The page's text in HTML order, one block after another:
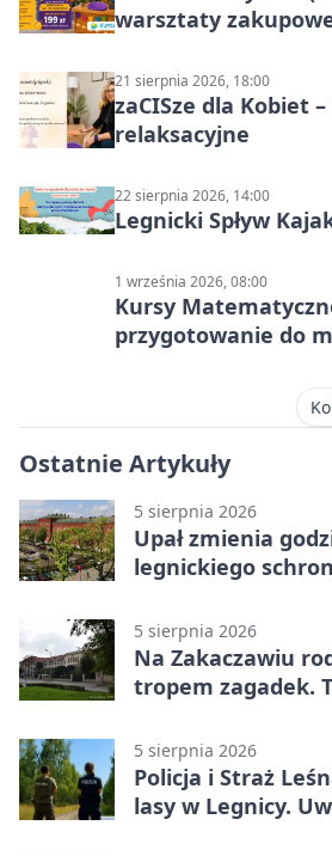
warsztaty
21 sierpnia 2026, 18:00
zaCISze dla Kobiet
relaksacyjne
22 sierpnia 2026, 14:00
Legnicki Spływ
1 września 2026, 08:00
Kursy
przygotowanie do
Ostatnie Artykuły
5 sierpnia 2026
Upał zmienia
legnickiego
5 sierpnia 2026
Na Zakaczawiu
tropem zagadek.
5 sierpnia 2026
Policja i Straż
lasy w Legnicy.